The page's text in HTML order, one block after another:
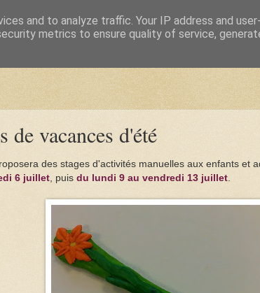
de vacances d'été
des stages d'activités manuelles aux enfants et
6 juillet , puis du lundi 9 au vendredi 13 juillet
and to analyze traffic. Your IP address and
metrics to ensure quality of service,